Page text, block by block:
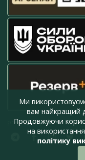
press@armyinform.com.ua
Ми
вам найкращий
Продовжуючи
на
політику